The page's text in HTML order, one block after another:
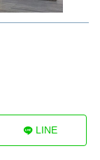
LINE